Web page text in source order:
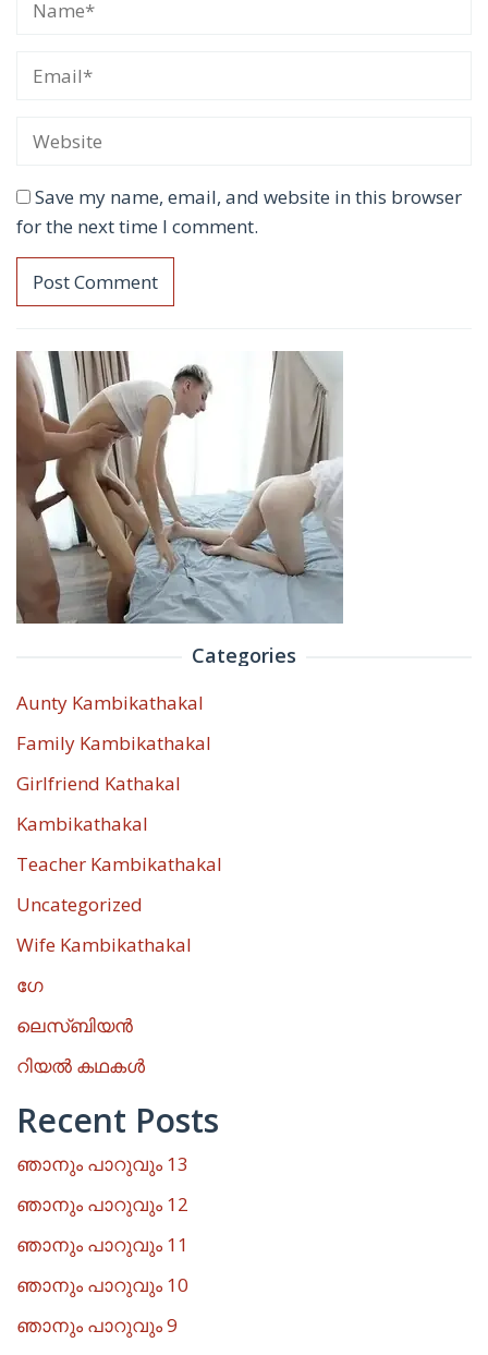
Save my name, email, and website in this browser
for the next time I comment.
Categories
Aunty Kambikathakal
Family Kambikathakal
Girlfriend Kathakal
Kambikathakal
Teacher Kambikathakal
Uncategorized
Wife Kambikathakal
ഗേ
ലെസ്ബിയൻ
റിയൽ കഥകൾ
Recent Posts
ഞാനും പാറുവും 13
ഞാനും പാറുവും 12
ഞാനും പാറുവും 11
ഞാനും പാറുവും 10
ഞാനും പാറുവും 9